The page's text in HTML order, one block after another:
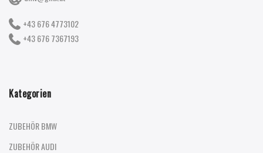
+43 676 4773102
+43 676 7367193
Kategorien
ZUBEHÖR BMW
ZUBEHÖR AUDI